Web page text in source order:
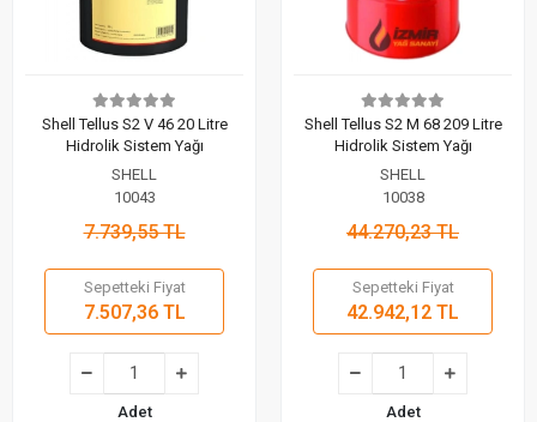
Shell Tellus S2 V 46 20 Litre
Hidrolik Sistem Yağı
SHELL
10043
7.739,55 TL
Sepetteki Fiyat
7.507,36 TL
Adet
Shell Tellus S2 M 68 209 Litre
Hidrolik Sistem Yağı
SHELL
10038
44.270,23 TL
Sepetteki Fiyat
42.942,12 TL
Adet